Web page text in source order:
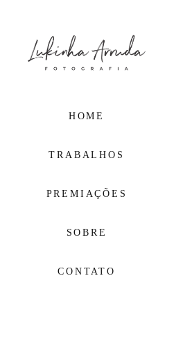
HOME
TRABALHOS
PREMIAÇÕES
SOBRE
CONTATO